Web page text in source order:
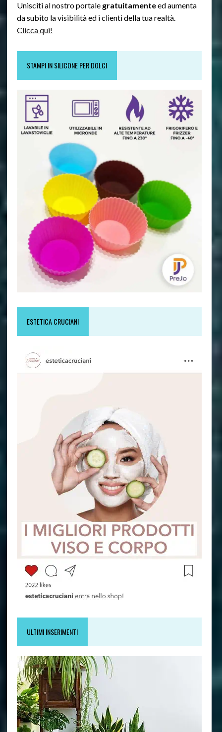
Unisciti al nostro portale gratuitamenteed aumenta
da subito la visibilità ed i clienti della tua realtà.
Clicca qui!
STAMPI IN SILICONE PER DOLCI
ESTETICA CRUCIANI
ULTIMI INSERIMENTI